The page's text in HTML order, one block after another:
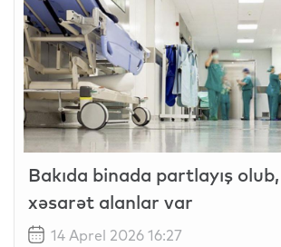
Bakıda binada partlayış
xəsarət alanlar var
14 Aprel 2026 16:27